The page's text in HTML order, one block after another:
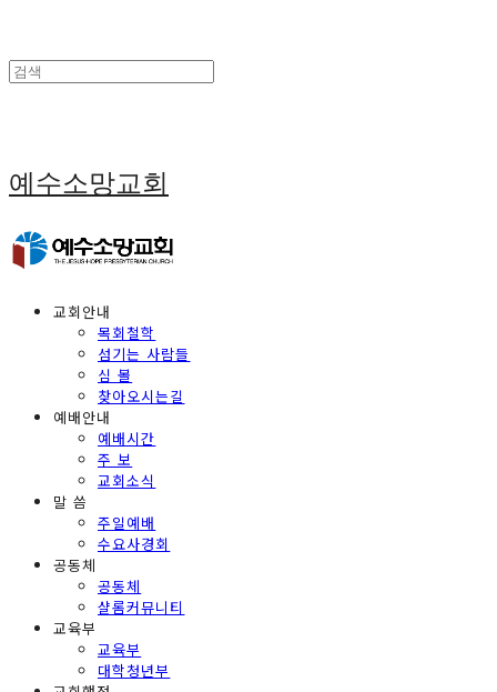
예수소망교회
교회안내
목회철학
섬기는 사람들
심 볼
찾아오시는길
예배안내
예배시간
주 보
교회소식
말 씀
주일예배
수요사경회
공동체
공동체
샬롬커뮤니티
교육부
교육부
대학청년부